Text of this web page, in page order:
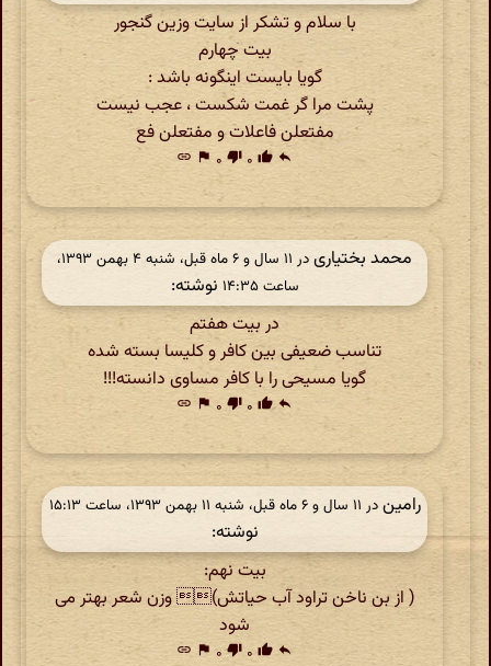
با سلام و تشکر از سایت وزین گنجور
بیت چهارم
گویا بایست اینگونه باشد :
پشت مرا گر غمت شکست ، عجب نیست
مفتعلن فاعلات و مفتعلن فع
reply
thumb_up ۰ thumb_down ۰ flag
link
محمد بختیاری
در ‫۱۱ سال و ۶ ماه قبل، شنبه ۴ بهمن ۱۳۹۳،
ساعت ۱۴:۳۵
نوشته:
در بیت هفتم
تناسب ضعیفی بین کافر و کلیسا بسته شده
گویا مسیحی را با کافر مساوی دانسته!!!
reply
thumb_up ۰ thumb_down ۰ flag
link
رامیندر ‫۱۱ سال و ۶ ماه قبل، شنبه ۱۱ بهمن ۱۳۹۳، ساعت ۱۵:۱۳
نوشته:
بیت نهم:
( از بن ناخن تراود آب حیاتش) وزن شعر بهتر می
شود
reply
thumb_up ۰ thumb_down ۰ flag
link